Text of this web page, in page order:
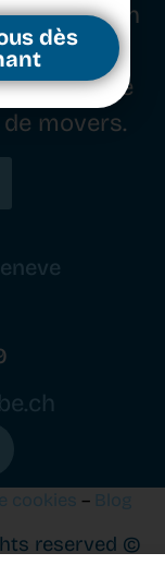
et le
une
movers.
cookies – Blog
reserved ©
votre
dès